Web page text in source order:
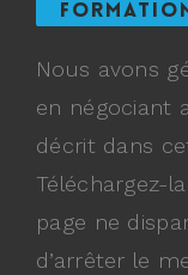
Nous avons
en négociant
décrit dans
Téléchargez-
page ne
d’arrêter le